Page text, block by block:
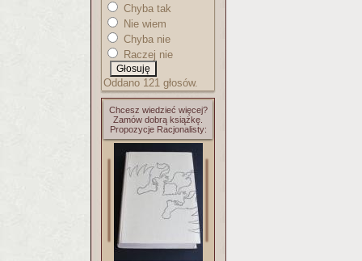
Chyba tak
Nie wiem
Chyba nie
Raczej nie
Oddano 121 głosów.
Chcesz wiedzieć więcej?
Zamów dobrą książkę.
Propozycje Racjonalisty: